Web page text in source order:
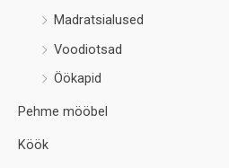
Madratsialused
Voodiotsad
Öökapid
Pehme mööbel
Köök